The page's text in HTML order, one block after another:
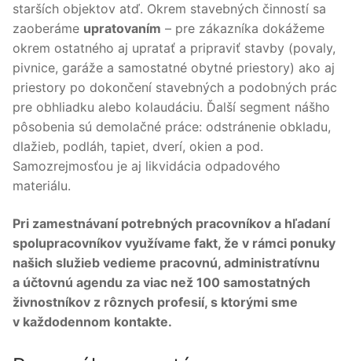
starších objektov atď. Okrem stavebných činností sa
zaoberáme upratovaním – pre zákazníka dokážeme
okrem ostatného aj upratať a pripraviť stavby (povaly,
pivnice, garáže a samostatné obytné priestory) ako aj
priestory po dokončení stavebných a podobných prác
pre obhliadku alebo kolaudáciu. Ďalší segment nášho
pôsobenia sú demolačné práce: odstránenie obkladu,
dlažieb, podláh, tapiet, dverí, okien a pod.
Samozrejmosťou je aj likvidácia odpadového
materiálu.
Pri zamestnávaní potrebných pracovníkov a hľadaní
spolupracovníkov využívame fakt, že v rámci ponuky
našich služieb vedieme pracovnú, administratívnu
a účtovnú agendu za viac než 100 samostatných
živnostníkov z rôznych profesií, s ktorými sme
v každodennom kontakte.